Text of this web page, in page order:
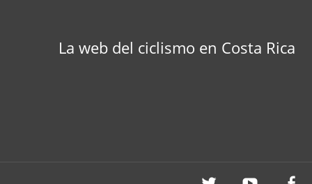
La web del ciclismo en Costa Rica